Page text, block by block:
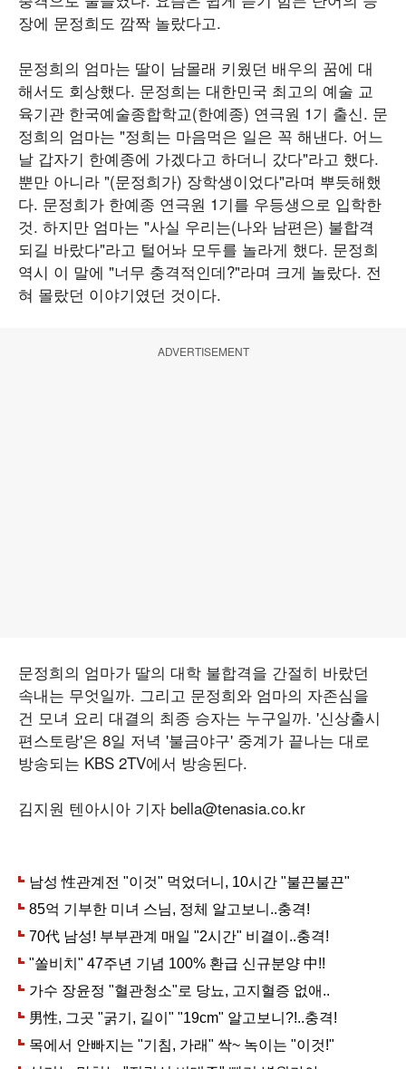
장에 문정희도 깜짝 놀랐다고.
문정희의 엄마는 딸이 남몰래 키웠던 배우의 꿈에 대
해서도 회상했다. 문정희는 대한민국 최고의 예술 교
육기관 한국예술종합학교(한예종) 연극원 1기 출신. 문
정희의 엄마는 "정희는 마음먹은 일은 꼭 해낸다. 어느
날 갑자기 한예종에 가겠다고 하더니 갔다"라고 했다.
뿐만 아니라 "(문정희가) 장학생이었다"라며 뿌듯해했
다. 문정희가 한예종 연극원 1기를 우등생으로 입학한
것. 하지만 엄마는 "사실 우리는(나와 남편은) 불합격
되길 바랐다"라고 털어놔 모두를 놀라게 했다. 문정희
역시 이 말에 "너무 충격적인데?"라며 크게 놀랐다. 전
혀 몰랐던 이야기였던 것이다.
ADVERTISEMENT
문정희의 엄마가 딸의 대학 불합격을 간절히 바랐던
속내는 무엇일까. 그리고 문정희와 엄마의 자존심을
건 모녀 요리 대결의 최종 승자는 누구일까. '신상출시
편스토랑'은 8일 저녁 '불금야구' 중계가 끝나는 대로
방송되는 KBS 2TV에서 방송된다.
김지원 텐아시아 기자 bella@tenasia.co.kr